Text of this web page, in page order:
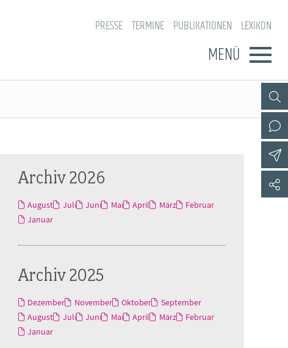
PRESSE TERMINE PUBLIKATIONEN LEXIKON
MENÜ
Archiv 2026
August Juli Juni Mai April März
Februar
Januar
Archiv 2025
Dezember November Oktober
September
August
Juli Juni Mai April März
Februar
Januar